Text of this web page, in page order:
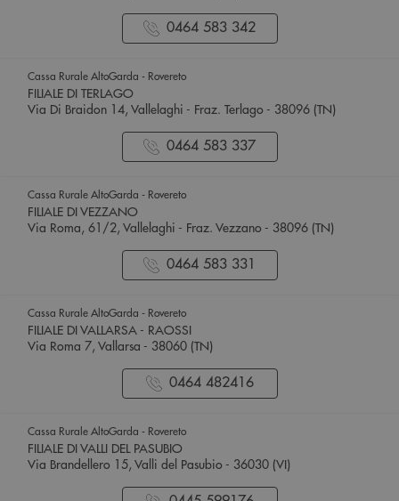
0464 583 342
Cassa Rurale AltoGarda - Rovereto
FILIALE DI TERLAGO
Via Di Braidon 14, Vallelaghi - Fraz. Terlago - 38096 (TN)
0464 583 337
Cassa Rurale AltoGarda - Rovereto
FILIALE DI VEZZANO
Via Roma, 61/2, Vallelaghi - Fraz. Vezzano - 38096 (TN)
0464 583 331
Cassa Rurale AltoGarda - Rovereto
FILIALE DI VALLARSA - RAOSSI
Via Roma 7, Vallarsa - 38060 (TN)
0464 482416
Cassa Rurale AltoGarda - Rovereto
FILIALE DI VALLI DEL PASUBIO
Via Brandellero 15, Valli del Pasubio - 36030 (VI)